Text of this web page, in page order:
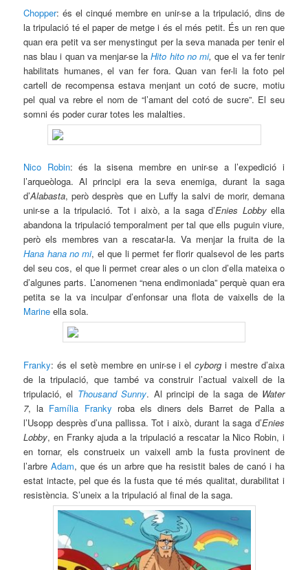
Chopper: és el cinqué membre en unir-se a la tripulació, dins de
la tripulació té el paper de metge i és el més petit. És un ren que
quan era petit va ser menystingut per la seva manada per tenir el
nas blau i quan va menjar-se laHito hito no mi,que el va fer tenir
habilitats humanes, el van fer fora. Quan van fer-li la foto pel
cartell de recompensa estava menjant un cotó de sucre, motiu
pel qual va rebre el nom de “l’amant del cotó de sucre”. El seu
somni és poder curar totes les malalties.
Nico Robin: és la sisena membre en unir-se a l’expedició i
l’arqueòloga. Al principi era la seva enemiga, durant la saga
d’Alabasta, però desprès que en Luffy la salvi de morir, demana
unir-se a la tripulació. Tot i això, a la saga d’Enies Lobbyella
abandona la tripulació temporalment per tal que ells puguin viure,
però els membres van a rescatar-la. Va menjar la fruita de la
Hana hana no mi, el que li permet fer florir qualsevol de les parts
del seu cos, el que li permet crear ales o un clon d’ella mateixa o
d’algunes parts. L’anomenen “nena endimoniada” perquè quan era
petita se la va inculpar d’enfonsar una flota de vaixells de la
Marine ella sola.
Franky: és el setè membre en unir-se i elcyborg i mestre d’aixa
de la tripulació, que també va construir l’actual vaixell de la
tripulació, el Thousand Sunny. Al principi de la saga deWater
7, la Família Franky roba els diners dels Barret de Palla a
l’Usopp desprès d’una pallissa. Tot i això, durant la saga d’Enies
Lobby, en Franky ajuda a la tripulació a rescatar la Nico Robin, i
en tornar, els construeix un vaixell amb la fusta provinent de
l’arbreAdam, que és un arbre que ha resistit bales de canó i ha
estat intacte, pel que és la fusta que té més qualitat, durabilitat i
resistència. S’uneix a la tripulació al final de la saga.